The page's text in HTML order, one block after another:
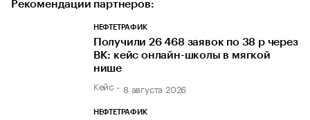
Рекомендации партнеров:
НЕФТЕТРАФИК
Получили 26 468 заявок по 38 р через
ВК: кейс онлайн-школы в мягкой
нише
Кейс 8 августа 2026
НЕФТЕТРАФИК